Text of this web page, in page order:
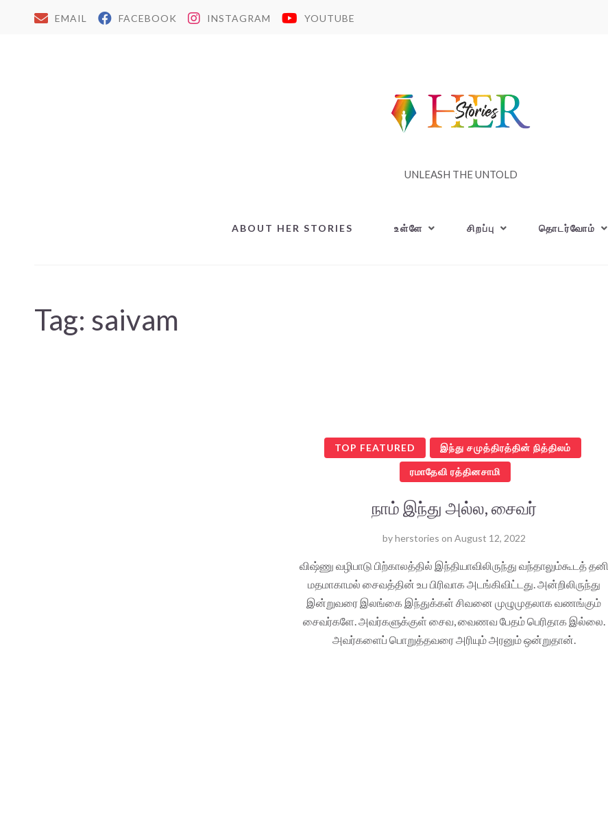
EMAIL FACEBOOK INSTAGRAM YOUTUBE
UNLEASH THE UNTOLD
ABOUT HER STORIES உள்ளே சிறப்பு தொடர்வோம்
Tag: saivam
TOP FEATURED இந்து சமுத்திரத்தின் நித்திலம்
ரமாதேவி ரத்தினசாமி
நாம் இந்து அல்ல, சைவர்
byherstories on August 12, 2022
விஷ்ணு வழிபாடு பிற்காலத்தில் இந்தியாவிலிருந்து வந்தாலும்கூடத் தனி
மதமாகாமல் சைவத்தின் உப பிரிவாக அடங்கிவிட்டது. அன்றிலிருந்து
இன்றுவரை இலங்கை இந்துக்கள் சிவனை முழுமுதலாக வணங்கும்
சைவர்களே. அவர்களுக்குள் சைவ, வைணவ பேதம் பெரிதாக இல்லை.
அவர்களைப் பொறுத்தவரை அரியும் அரனும் ஒன்றுதான்.